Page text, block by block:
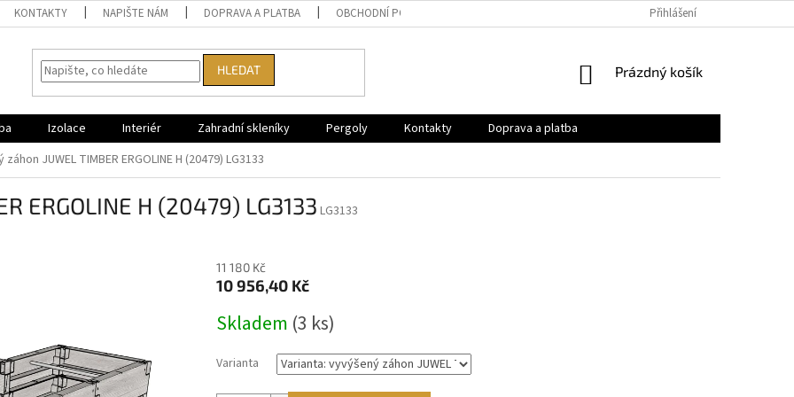
KONTAKTY NAPIŠTE NÁM DOPRAVA A PLATBA OBCHODNÍ PODMÍNKY VRÁCENÍ ZBOŽÍ A
Přihlášení
HLEDAT
NÁKUPNÍ
Prázdný košík
Izolace Interiér Zahradní skleníky Pergoly Kontakty
Doprava a platba
JUWEL TIMBER ERGOLINE H (20479) LG3133
ERGOLINE H (20479) LG3133 LG3133
11 180 Kč
10 956,40 Kč
cena:
Skladem (3 ks)
Varianta